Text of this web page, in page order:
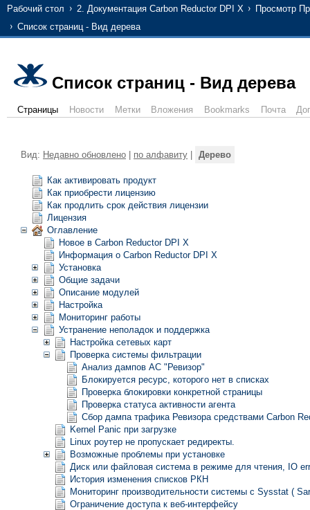
Рабочий стол 2. Документация Carbon Reductor DPI X
Просмотр
Список страниц - Вид дерева
Список страниц - Вид дерева
Страницы Новости Метки Вложения Bookmarks Почта
Вид: Недавно обновлено по алфавиту Дерево
Как активировать продукт
Как приобрести лицензию
Как продлить срок действия лицензии
Лицензия
Оглавление
Новое в Carbon Reductor DPI X
Информация о Carbon Reductor DPI X
Установка
Общие задачи
Описание модулей
Настройка
Мониторинг работы
Устранение неполадок и поддержка
Настройка сетевых карт
Проверка системы фильтрации
Анализ дампов АС "Ревизор"
Блокируется ресурс, которого нет в списках
Проверка блокировки конкретной страницы
Проверка статуса активности агента
Сбор дампа трафика Ревизора средствами Carbon
Kernel Panic при загрузке
Linux роутер не пропускает редиректы.
Возможные проблемы при установке
Диск или файловая система в режиме для чтения, IO
История изменения списков РКН
Мониторинг производительности системы с Sysstat (
Ограничение доступа к веб-интерфейсу